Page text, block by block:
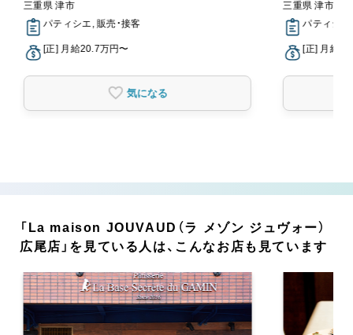
三重県 津市
パティシエ, 販売・接客
[正] 月給20.7万円〜
気になる
三重県 津市
パティシエ
[正] 月給
「La maison JOUVAUD（ラ メゾン ジュヴォー）
広尾店」を見ている人は、こんなお店も見ています